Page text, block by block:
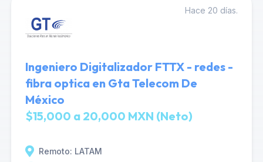
Hace 20 días.
Ingeniero Digitalizador FTTX - redes -
fibra optica en Gta Telecom De
México
$15,000 a 20,000 MXN (Neto)
Remoto: LATAM